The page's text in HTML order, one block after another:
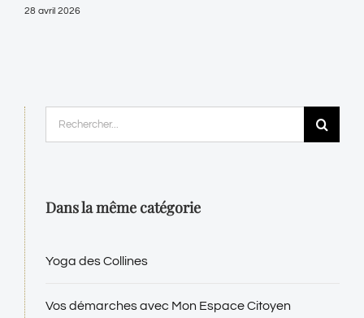
28 avril 2026
Dans la même catégorie
Yoga des Collines
Vos démarches avec Mon Espace Citoyen